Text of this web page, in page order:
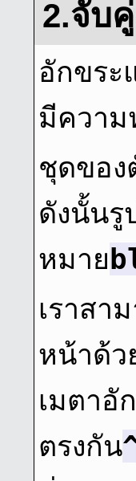
2.จับ
อักขระ
มีความ
ชุดของ
ดังนั้นรู
หมาย
เราสา
หน้าด้ว
เมตาอั
ตรงกัน